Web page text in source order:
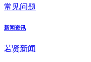
常见问题
新闻资讯
若贤新闻